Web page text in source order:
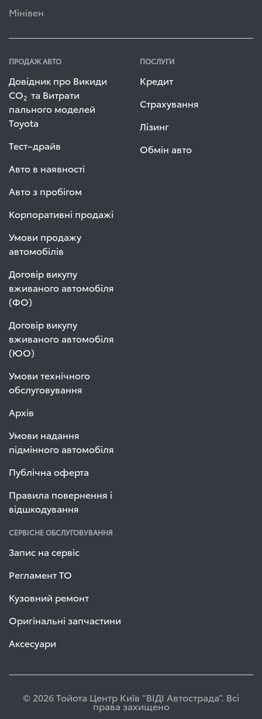
Мінівен
ПРОДАЖ АВТО
Довідник про Викиди
СО2 та Витрати
пального моделей
Toyota
Тест–драйв
Авто в наявності
Авто з пробігом
Корпоративні продажі
Умови продажу
автомобілів
Договір викупу
вживаного автомобіля
(ФО)
Договір викупу
вживаного автомобіля
(ЮО)
Умови технічного
обслуговування
Архів
Умови надання
підмінного автомобіля
Публічна оферта
Правила повернення і
відшкодування
ПОСЛУГИ
Кредит
Страхування
Лізинг
Обмін авто
СЕРВІСНЕ ОБСЛУГОВУВАННЯ
Запис на сервіс
Регламент ТО
Кузовний ремонт
Оригінальні запчастини
Аксесуари
© 2026 Тойота Центр Київ “ВІДІ Автострада”. Всі
права захищено